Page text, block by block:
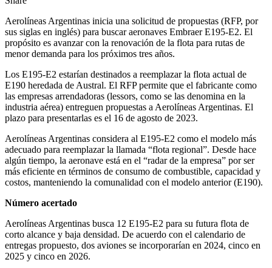
Aerolíneas Argentinas inicia una solicitud de propuestas (RFP, por
sus siglas en inglés) para buscar aeronaves Embraer E195-E2. El
propósito es avanzar con la renovación de la flota para rutas de
menor demanda para los próximos tres años.
Los E195-E2 estarían destinados a reemplazar la flota actual de
E190 heredada de Austral. El RFP permite que el fabricante como
las empresas arrendadoras (lessors, como se las denomina en la
industria aérea) entreguen propuestas a Aerolíneas Argentinas. El
plazo para presentarlas es el 16 de agosto de 2023.
Aerolíneas Argentinas considera al E195-E2 como el modelo más
adecuado para reemplazar la llamada “flota regional”. Desde hace
algún tiempo, la aeronave está en el “radar de la empresa” por ser
más eficiente en términos de consumo de combustible, capacidad y
costos, manteniendo la comunalidad con el modelo anterior (E190).
Número acertado
Aerolíneas Argentinas busca 12 E195-E2 para su futura flota de
corto alcance y baja densidad. De acuerdo con el calendario de
entregas propuesto, dos aviones se incorporarían en 2024, cinco en
2025 y cinco en 2026.